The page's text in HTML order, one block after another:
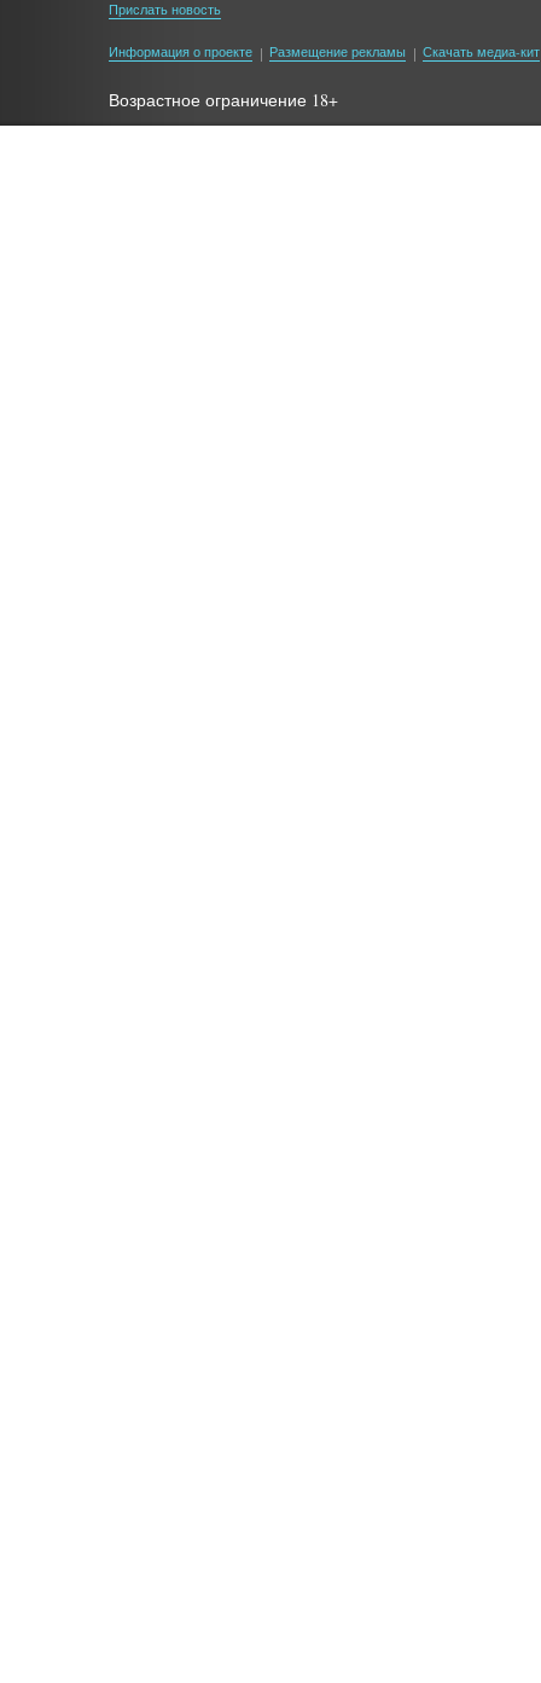
Прислать новость
Информация о проекте Размещение рекламы Скачать медиа-кит
Возрастное ограничение 18+